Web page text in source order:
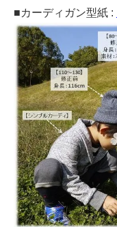
■カーディガン型紙 :